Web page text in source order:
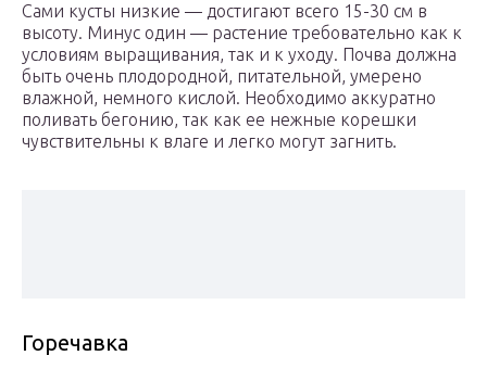
Сами кусты низкие — достигают всего 15-30 см в
высоту. Минус один — растение требовательно как к
условиям выращивания, так и к уходу. Почва должна
быть очень плодородной, питательной, умерено
влажной, немного кислой. Необходимо аккуратно
поливать бегонию, так как ее нежные корешки
чувствительны к влаге и легко могут загнить.
Горечавка